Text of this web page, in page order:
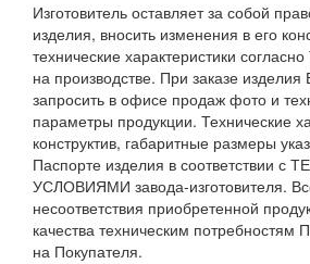
Изготовитель оставляет за собой
изделия, вносить изменения в его
технические характеристики
на производстве. При заказе
запросить в офисе продаж фото и
параметры продукции. Технические
конструктив, габаритные размеры
Паспорте изделия в соответствии
УСЛОВИЯМИ завода-изготовителя.
несоответствия приобретенной
качества техническим потребностям
на Покупателя.